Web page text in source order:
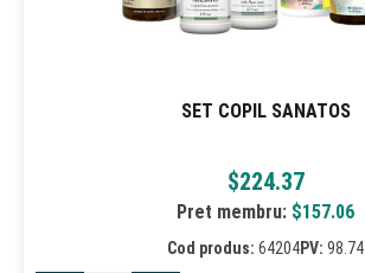
SET COPIL SANATOS
$224.37
Pret membru: $157.06
Cod produs: 64204PV: 98.74